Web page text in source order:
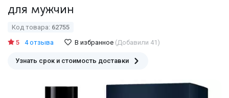
для мужчин
Код товара: 62755
5
4 отзыва В избранное (Добавили 41)
Узнать срок и стоимость доставки